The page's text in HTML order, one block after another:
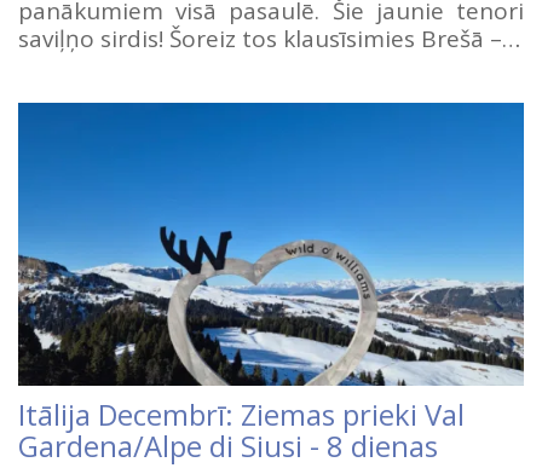
panākumiem visā pasaulē. Šie jaunie tenori
saviļņo sirdis! Šoreiz tos klausīsimies Brešā –…
Itālija Decembrī: Ziemas prieki Val
Gardena/Alpe di Siusi - 8 dienas